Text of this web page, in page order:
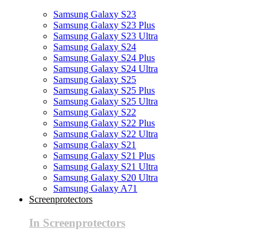
Samsung Galaxy S23
Samsung Galaxy S23 Plus
Samsung Galaxy S23 Ultra
Samsung Galaxy S24
Samsung Galaxy S24 Plus
Samsung Galaxy S24 Ultra
Samsung Galaxy S25
Samsung Galaxy S25 Plus
Samsung Galaxy S25 Ultra
Samsung Galaxy S22
Samsung Galaxy S22 Plus
Samsung Galaxy S22 Ultra
Samsung Galaxy S21
Samsung Galaxy S21 Plus
Samsung Galaxy S21 Ultra
Samsung Galaxy S20 Ultra
Samsung Galaxy A71
Screenprotectors
In Screenprotectors